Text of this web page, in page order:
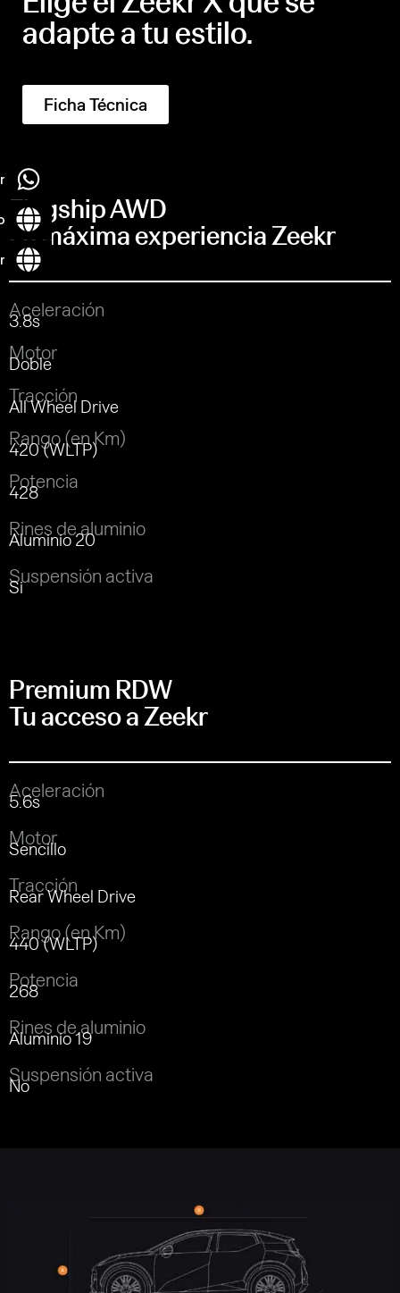
adapte a tu estilo.
Ficha Técnica
Flagship AWD
La máxima experiencia Zeekr
Aceleración
3.8s
Motor
Doble
Tracción
All Wheel Drive
Rango (en Km)
420 (WLTP)
Potencia
428
Rines de aluminio
Aluminio 20
Suspensión activa
Si
Premium RDW
Tu acceso a Zeekr
Aceleración
5.6s
Motor
Sencillo
Tracción
Rear Wheel Drive
Rango (en Km)
440 (WLTP)
Potencia
268
Rines de aluminio
Aluminio 19
Suspensión activa
No